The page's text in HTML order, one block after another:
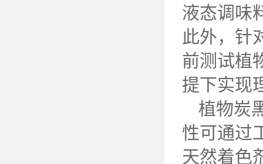
液态调味
此外，针
前测试植
提下实现
植物炭
性可通过
天然着色